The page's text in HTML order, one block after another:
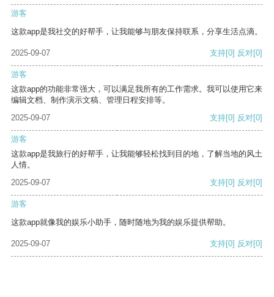
游客
这款app是我社交的好帮手，让我能够与朋友保持联系，分享生活点滴。
2025-09-07 支持[0] 反对[0]
游客
这款app的功能非常强大，可以满足我所有的工作需求。我可以使用它来
编辑文档、制作演示文稿、管理日程安排等。
2025-09-07
支持[0] 反对[0]
游客
这款app是我旅行的好帮手，让我能够轻松找到目的地，了解当地的风土
人情。
2025-09-07
支持[0] 反对[0]
游客
这款app就像我的娱乐小助手，随时随地为我的娱乐提供帮助。
2025-09-07 支持[0] 反对[0]